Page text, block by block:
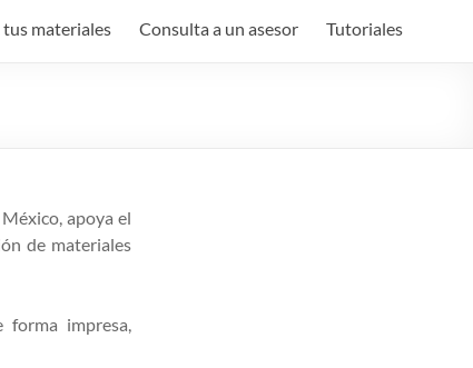
tus materiales Consulta a un asesor Tutoriales
apoya el
de materiales
forma impresa,